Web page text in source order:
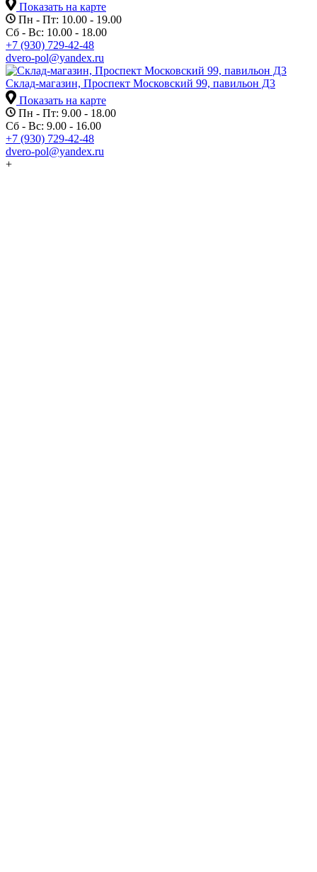
Показать на карте
Пн - Пт: 10.00 - 19.00
Сб - Вс: 10.00 - 18.00
+7 (930) 729-42-48
dvero-pol@yandex.ru
Склад-магазин, Проспект Московский 99, павильон Д3
Показать на карте
Пн - Пт: 9.00 - 18.00
Сб - Вс: 9.00 - 16.00
+7 (930) 729-42-48
dvero-pol@yandex.ru
+